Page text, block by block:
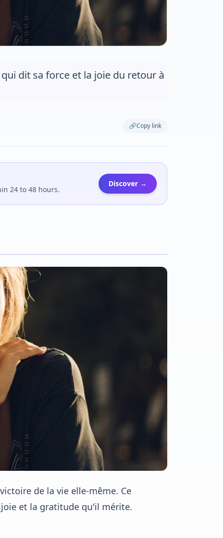
dit sa force et la joie du retour à
🔗Copy link
24 to 48 hours.
Discover →
de la vie elle-même. Ce
et la gratitude qu'il mérite.